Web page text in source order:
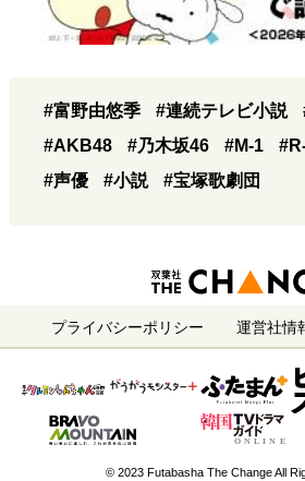
#富野由悠季 #連続テレビ小説
#AKB48
#乃木坂46 #M-1
#声優
#小説 #宝塚歌劇団
プライバシーポリシー 運営社情
© 2023 Futabasha The Change All